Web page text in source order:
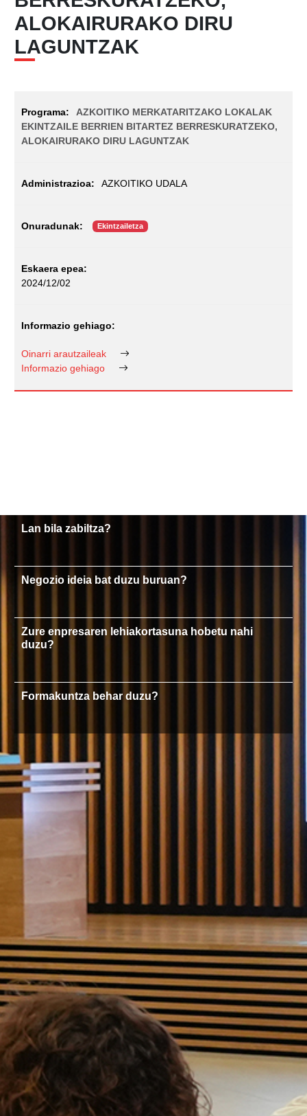
ALOKAIRURAKO DIRU
LAGUNTZAK
AZKOITIKO MERKATARITZAKO LOKALAK
EKINTZAILE BERRIEN BITARTEZ BERRESKURATZEKO,
ALOKAIRURAKO DIRU LAGUNTZAK
AZKOITIKO UDALA
Ekintzailetza
2024/12/02
Oinarri arautzaileak
Informazio gehiago
Lan bila zabiltza?
Negozio ideia bat duzu buruan?
Zure enpresaren lehiakortasuna hobetu nahi
duzu?
Formakuntza behar duzu?